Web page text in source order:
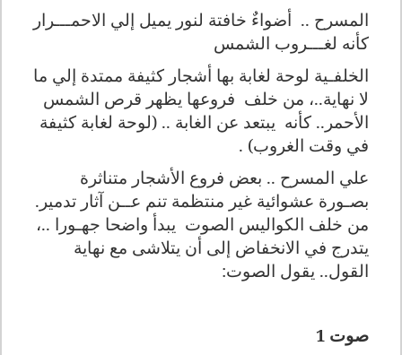
المسرح .. أضواءٌ خافتة لنور يميل إلي الاحمـــرار
كأنه لغـــروب الشمس
الخلفـية لوحة لغابة بها أشجار كثيفة ممتدة إلي ما
لا نهاية..، من خلف فروعها يظهر قرص الشمس
الأحمر.. كأنه يبتعد عن الغابة .. (لوحة لغابة كثيفة
في وقت الغروب) .
علي المسرح .. بعض فروع الأشجار متناثرة
بصـورة عشوائية غير منتظمة تنم عــن آثار تدمير.
من خلف الكواليس الصوت يبدأ واضحا جهـورا ..،
يتدرج في الانخفاض إلى أن يتلاشى مع نهاية
القول.. يقول الصوت:
صوت 1